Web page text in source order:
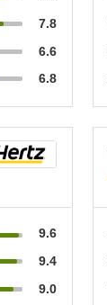
7.8
6.6
6.8
9.6
9.4
9.0